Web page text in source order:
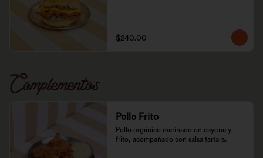
$240.00
Complementos
Pollo Frito
Pollo orgánico marinado en cayena y
frito, acompañado con salsa tártara.